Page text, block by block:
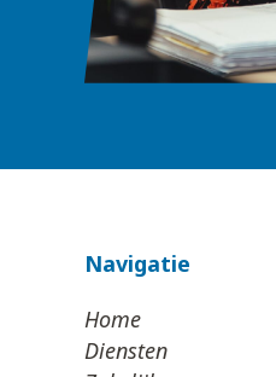
Navigatie
Home
Diensten